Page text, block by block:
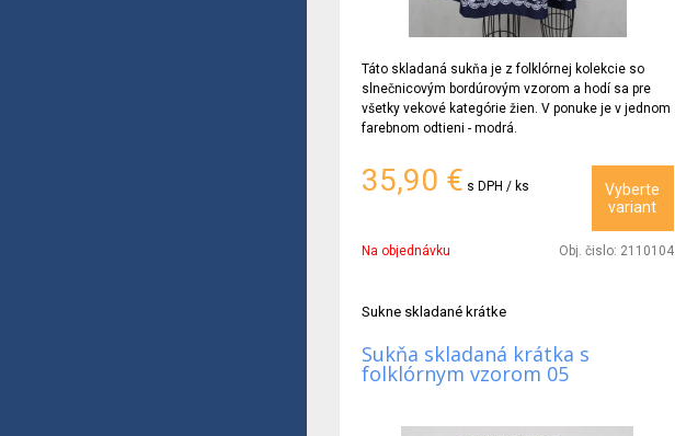
Táto skladaná sukňa je z folklórnej kolekcie so
slnečnicovým bordúrovým vzorom a hodí sa pre
všetky vekové kategórie žien. V ponuke je v jednom
farebnom odtieni - modrá.
35,90 € s DPH / ks
Vyberte
variant
Na objednávku Obj. čislo: 2110104
Sukne skladané krátke
Sukňa skladaná krátka s
folklórnym vzorom 05